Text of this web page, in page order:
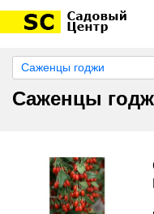
Саженцы годжи
Саженцы